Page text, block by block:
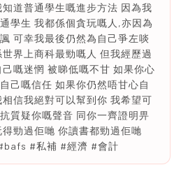
道普通學生嘅進步方法 因為我
學生 我都係個貪玩嘅人,亦因為
可幸我最後仍然為自己爭左啖
界上商科最勁嘅人 但我經歷過
嘅迷惘 被睇低嘅不甘 如果你心
己嘅信任 如果你仍然唔甘心自
信我絕對可以幫到你 我希望可
質疑你嘅聲音 同你一齊證明畀
勁過佢哋 你讀書都勁過佢哋
#私補 #經濟 #會計